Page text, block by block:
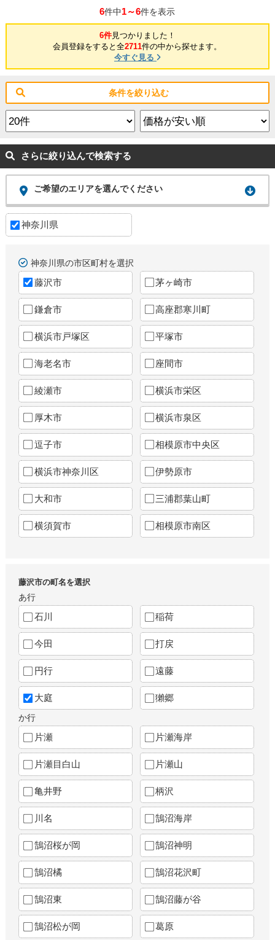
6件中1～6件を表示
6件見つかりました！
会員登録をすると全2711件の中から探せます。
今すぐ見る
条件を絞り込む
さらに絞り込んで検索する
ご希望のエリアを選んでください
神奈川県
神奈川県の市区町村を選択
藤沢市 茅ヶ崎市
鎌倉市 高座郡寒川町
横浜市戸塚区 平塚市
海老名市 座間市
綾瀬市 横浜市栄区
厚木市 横浜市泉区
逗子市 相模原市中央区
横浜市神奈川区 伊勢原市
大和市 三浦郡葉山町
横須賀市 相模原市南区
藤沢市の町名を選択
あ行
石川 稲荷
今田 打戻
円行 遠藤
大庭 獺郷
か行
片瀬 片瀬海岸
片瀬目白山 片瀬山
亀井野 柄沢
川名 鵠沼海岸
鵠沼桜が岡 鵠沼神明
鵠沼橘 鵠沼花沢町
鵠沼東 鵠沼藤が谷
鵠沼松が岡 葛原